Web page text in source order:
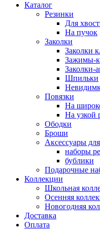
Каталог
Резинки
Для
На пучок
Заколки
Заколки
Зажимы-
Заколки-
Шпильки
Повязки
На
На узкой
Ободки
Броши
Аксессуары
наборы
бублики
Подарочные
Коллекции
Школьная
Осенняя
Новогодняя
Доставка
Оплата